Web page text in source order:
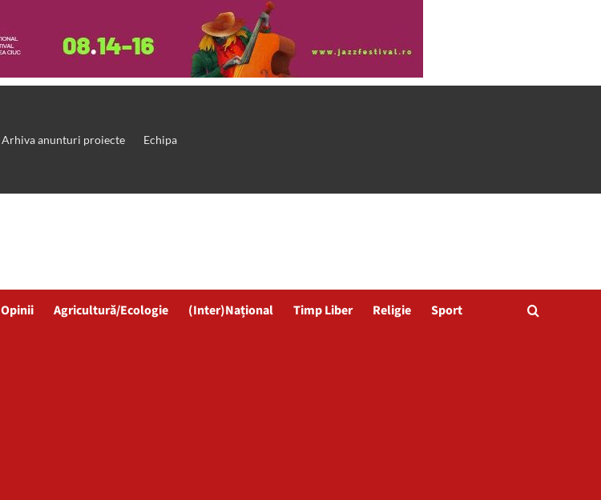
Arhiva anunturi proiecte Echipa
Opinii Agricultură/Ecologie (Inter)Național Timp Liber Religie Sport